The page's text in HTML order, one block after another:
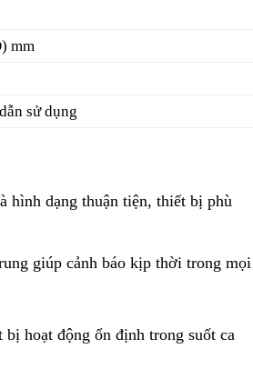
mm
sử dụng
hình dạng thuận tiện, thiết bị phù
giúp cảnh báo kịp thời trong mọi
hoạt động ổn định trong suốt ca